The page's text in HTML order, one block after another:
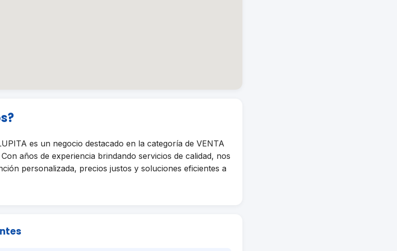
es un negocio destacado en la categoría de VENTA
años de experiencia brindando servicios de calidad, nos
personalizada, precios justos y soluciones eficientes a